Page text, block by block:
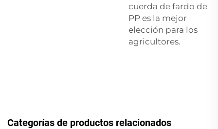
cuerda de fardo de
PP es la mejor
elección para los
agricultores.
Categorías de productos relacionados